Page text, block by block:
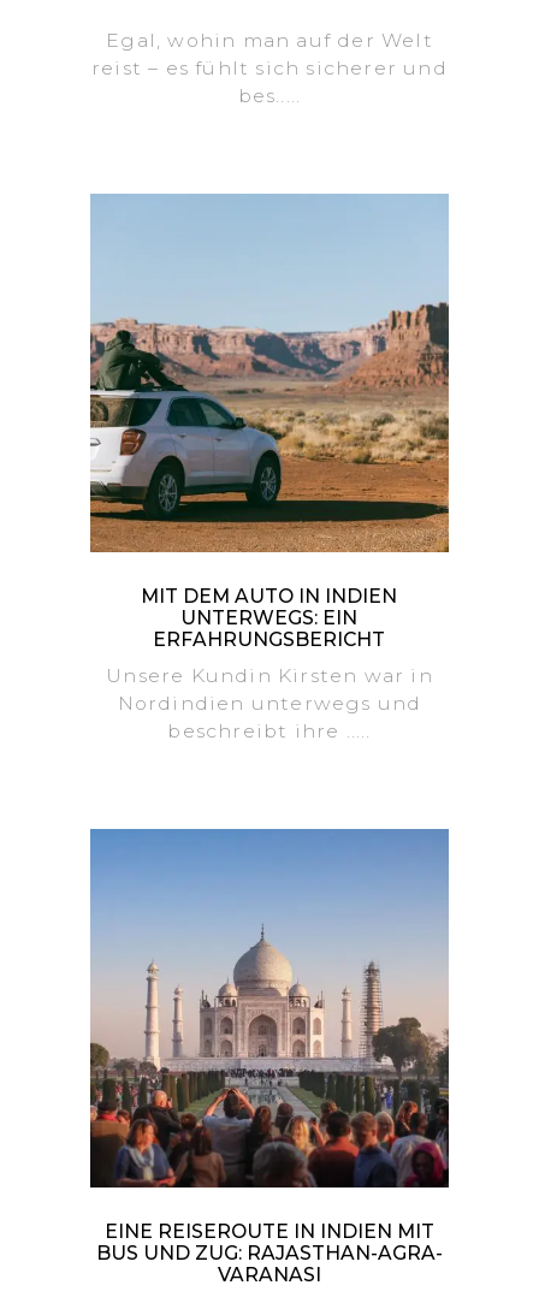
Egal, wohin man auf der Welt
reist – es fühlt sich sicherer und
bes.....
MIT DEM AUTO IN INDIEN
UNTERWEGS: EIN
ERFAHRUNGSBERICHT
Unsere Kundin Kirsten war in
Nordindien unterwegs und
beschreibt ihre .....
EINE REISEROUTE IN INDIEN MIT
BUS UND ZUG: RAJASTHAN-AGRA-
VARANASI